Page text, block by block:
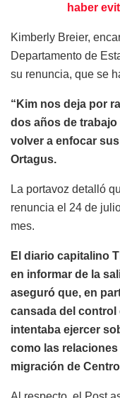
haber
Kimberly Breier,
Departamento de
su renuncia, que se
“Kim nos deja por
dos años de
volver a enfocar
Ortagus.
La portavoz detalló
renuncia el 24 de
mes.
El diario capitalino
en informar de la
aseguró que, en
cansada del control
intentaba ejercer
como las
migración de